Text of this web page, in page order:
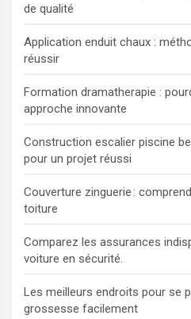
de qualité
Application enduit chaux :
réussir
Formation dramatherapie :
approche innovante
Construction escalier piscine
pour un projet réussi
Couverture zinguerie :
toiture
Comparez les assurances
voiture en sécurité.
Les meilleurs endroits pour se
grossesse facilement